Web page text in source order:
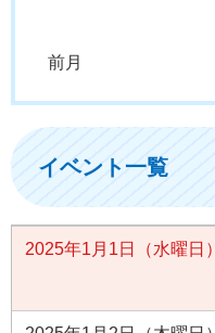
前月
イベント一覧
2025年1月1日（水曜日）